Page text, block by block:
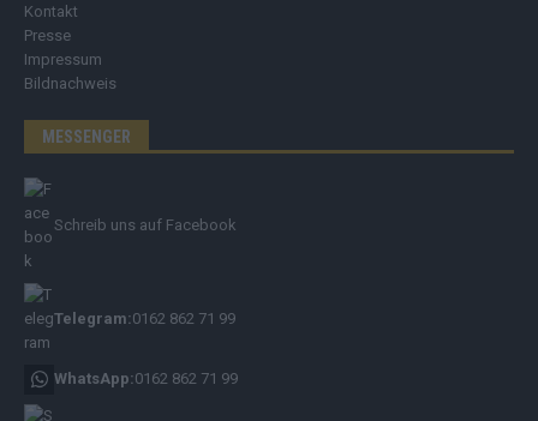
Kontakt
Presse
Impressum
Bildnachweis
MESSENGER
Schreib uns auf Facebook
Telegram:0162 862 71 99
WhatsApp:0162 862 71 99